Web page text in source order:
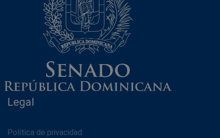
Legal
Política de privacidad